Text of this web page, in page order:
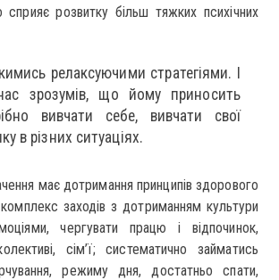
розвитку більш тяжких психічних
релаксуючими стратегіями. І
зрозумів, що йому приносить
вивчати себе, вивчати свої
в різних ситуаціях.
має дотримання принципів здорового
заходів з дотриманням культури
чергувати працю і відпочинок,
сім’ї; систематично займатись
режиму дня, достатньо спати,